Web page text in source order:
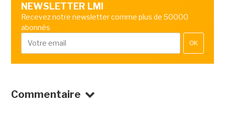
NEWSLETTER LMI
Recevez notre newsletter comme plus de 50000
abonnés
OK
Commentaire